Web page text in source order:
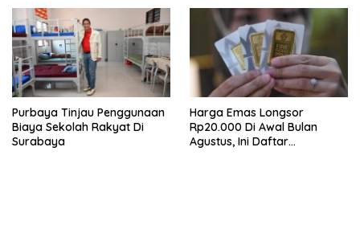
Purbaya Tinjau Penggunaan
Biaya Sekolah Rakyat Di
Surabaya
Harga Emas Longsor
Rp20.000 Di Awal Bulan
Agustus, Ini Daftar